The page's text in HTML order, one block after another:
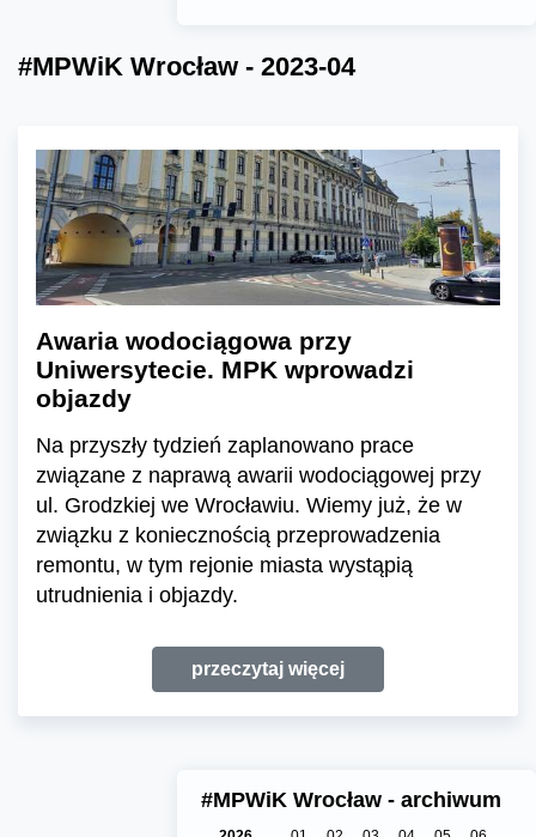
#MPWiK Wrocław - 2023-04
Awaria wodociągowa przy
Uniwersytecie. MPK wprowadzi
objazdy
Na przyszły tydzień zaplanowano prace
związane z naprawą awarii wodociągowej przy
ul. Grodzkiej we Wrocławiu. Wiemy już, że w
związku z koniecznością przeprowadzenia
remontu, w tym rejonie miasta wystąpią
utrudnienia i objazdy.
przeczytaj więcej
#MPWiK Wrocław - archiwum